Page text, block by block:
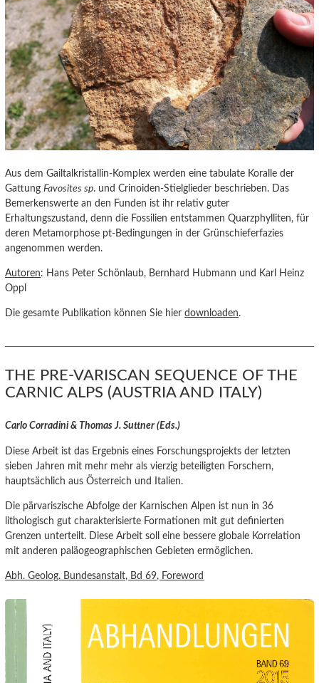
Aus dem Gailtalkristallin-Komplex werden eine tabulate Koralle der
GattungFavosites sp. und Crinoiden-Stielglieder beschrieben. Das
Bemerkenswerte an den Funden ist ihr relativ guter
Erhaltungszustand, denn die Fossilien entstammen Quarzphylliten, für
deren Metamorphose pt-Bedingungen in der Grünschieferfazies
angenommen werden.
Autoren: Hans Peter Schönlaub, Bernhard Hubmann und Karl Heinz
Oppl
Die gesamte Publikation können Sie hierdownloaden.
THE PRE-VARISCAN SEQUENCE OF THE
CARNIC ALPS (AUSTRIA AND ITALY)
Carlo Corradini & Thomas J. Suttner (Eds.)
Diese Arbeit ist das Ergebnis eines Forschungsprojekts der letzten
sieben Jahren mit mehr mehr als vierzig beteiligten Forschern,
hauptsächlich aus Österreich und Italien.
Die pärvariszische Abfolge der Karnischen Alpen ist nun in 36
lithologisch gut charakterisierte Formationen mit gut definierten
Grenzen unterteilt. Diese Arbeit soll eine bessere globale Korrelation
mit anderen paläogeographischen Gebieten ermöglichen.
Abh. Geolog. Bundesanstalt, Bd 69, Foreword